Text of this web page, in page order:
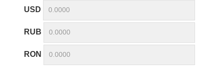
USD
RUB
RON